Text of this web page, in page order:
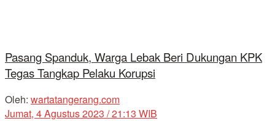
Pasang Spanduk, Warga Lebak Beri Dukungan KPK
Tegas Tangkap Pelaku Korupsi
Oleh: wartatangerang.com
Jumat, 4 Agustus 2023 / 21:13 WIB